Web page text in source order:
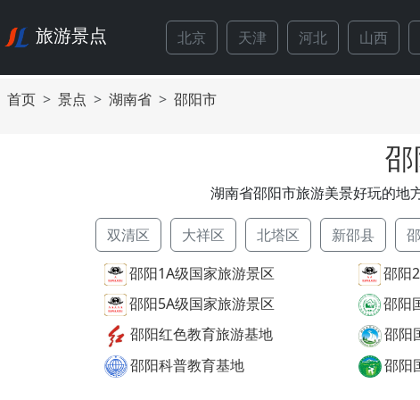
旅游景点 北京 天津 河北 山西
首页 景点 湖南省 邵阳市
湖南省邵阳市旅游美景好玩的地
双清区 大祥区 北塔区 新邵县
邵阳1A级国家旅游景区
邵阳
邵阳5A级国家旅游景区
邵阳
邵阳红色教育旅游基地
邵阳
邵阳科普教育基地
邵阳